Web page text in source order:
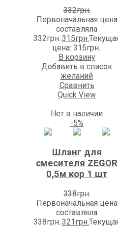
332грн.
Первоначальная цена
составляла
332грн..315грн.
цена: 315грн..
В корзину
Добавить в список
желаний
Сравнить
Quick View
Нет в наличии
-5%
Шланг для
смесителя ZEGOR
0,5м кор 1 шт
338грн.
Первоначальная цена
составляла
338грн..321грн.